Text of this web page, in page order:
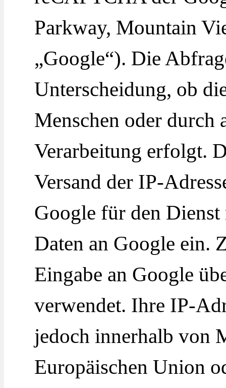
Parkway, Mountain
„Google“). Die
Unterscheidung, ob
Menschen oder durch
Verarbeitung erfolgt.
Versand der IP-
Google für den
Daten an Google ein.
Eingabe an Google
verwendet. Ihre IP-
jedoch innerhalb von
Europäischen Union